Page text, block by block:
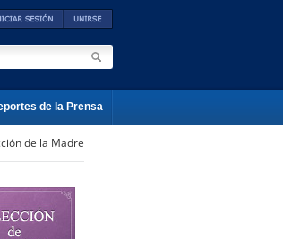
de la Prensa
de la Madre